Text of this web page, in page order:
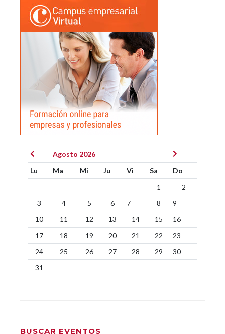
Agosto 2026
Lu
Ma Mi Ju Vi Sa
Do
1
2
3
4 5 6 7 8
9
10
11 12 13 14 15
16
17
18 19 20 21 22
23
24
25 26 27 28 29
30
31
BUSCAR EVENTOS